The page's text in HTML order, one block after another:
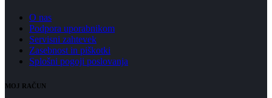
O nas
Podpora uporabnikom
Servisni zahtevek
Zasebnost in piškotki
Splošni pogoji poslovanja
MOJ RAČUN